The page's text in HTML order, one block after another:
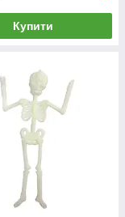
Купити